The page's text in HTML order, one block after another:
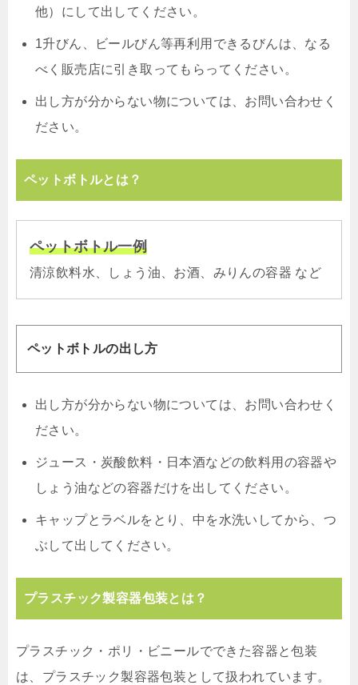
他）にして出してください。
1升びん、ビールびん等再利用できるびんは、なる
べく販売店に引き取ってもらってください。
出し方が分からない物については、お問い合わせく
ださい。
ペットボトルとは？
ペットボトル一例
清涼飲料水、しょう油、お酒、みりんの容器 など
ペットボトルの出し方
出し方が分からない物については、お問い合わせく
ださい。
ジュース・炭酸飲料・日本酒などの飲料用の容器や
しょう油などの容器だけを出してください。
キャップとラベルをとり、中を水洗いしてから、つ
ぶして出してください。
プラスチック製容器包装とは？
プラスチック・ポリ・ビニールでできた容器と包装
は、プラスチック製容器包装として扱われています。